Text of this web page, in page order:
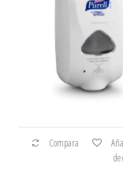
Compara
de